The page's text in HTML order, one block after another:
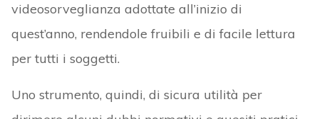
videosorveglianza adottate all’inizio di
quest’anno, rendendole fruibili e di facile lettura
per tutti i soggetti.
Uno strumento, quindi, di sicura utilità per